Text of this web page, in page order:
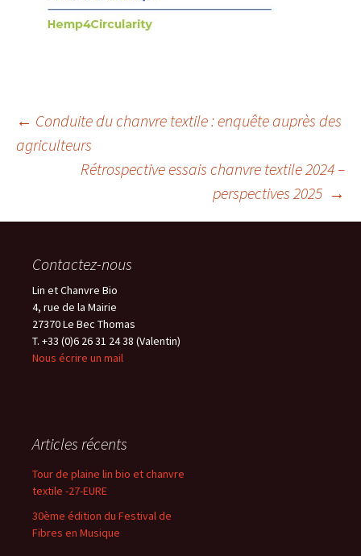
Navigation
articles
← Conduite du chanvre textile : enquête auprès des
agriculteurs
Rétrospective essais chanvre textile 2024 –
perspectives 2025 →
Contactez-nous
Lin et Chanvre Bio
4, rue de la Mairie
27370 Le Bec Thomas
T. +33 (0)6 26 31 24 38 (Valentin)
Nous écrire un mail
Articles récents
Tour de plaine lin bio et chanvre
textile -27-EURE
30ème édition du Festival de
Fibres en Musique